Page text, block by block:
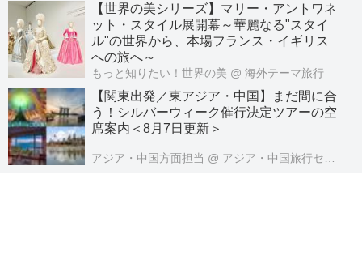
【世界の美シリーズ】マリー・アントワネ
ット・スタイル展開幕～華麗なる"スタイ
ル"の世界から、本場フランス・イギリス
への旅へ～
もっと知りたい！世界の美 @ 海外テーマ旅行
【関東出発／東アジア・中国】まだ間に合
う！シルバーウィーク催行決定ツアーの空
席案内＜8月7日更新＞
アジア・中国方面担当 @ アジア・中国旅行センター